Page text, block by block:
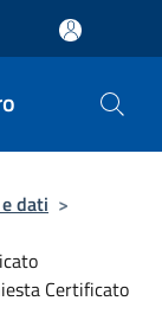
dati >
Certificato